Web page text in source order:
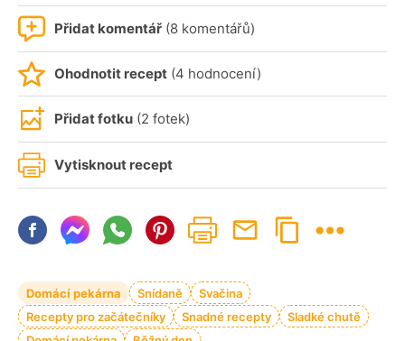
Přidat komentář (8 komentářů)
Ohodnotit recept (4 hodnocení)
Přidat fotku (2 fotek)
Vytisknout recept
Domácí pekárna Snídaně
Svačina
Recepty pro začátečníky
Snadné recepty
Sladké chutě